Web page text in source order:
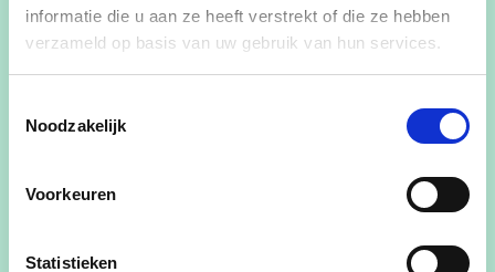
informatie die u aan ze heeft verstrekt of die ze hebben
verzameld op basis van uw gebruik van hun services.
Noodzakelijk
Voorkeuren
Statistieken
Voordien ben je welkom met al onze kopstukken
in Brussel. Bij een frietje wachten we de eerste
u zich
hierinschrijven.